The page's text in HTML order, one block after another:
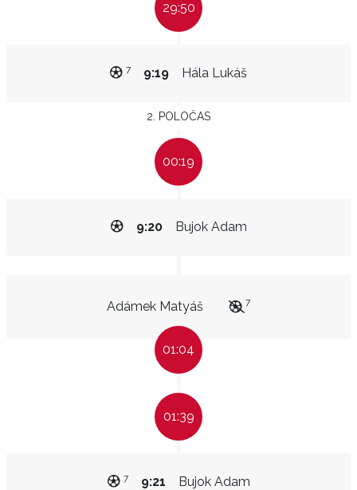
29:50
Hála Lukáš
9:19
7
2. POLOČAS
00:19
Bujok Adam
9:20
Adámek Matyáš 7
01:04
01:39
Bujok Adam
9:21
7